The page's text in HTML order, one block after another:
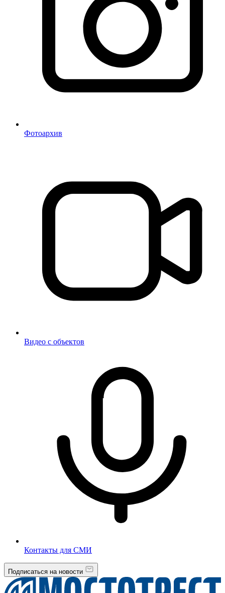
Фотоархив
Видео с объектов
Контакты для СМИ
Подписаться на новости